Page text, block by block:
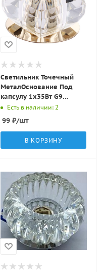
Светильник Точечный
МеталОснование Под
капсулу 1х35Вт G9
Золото 70х70х40мм IP20
Y087 LBT
Есть в наличии: 2
99 ₽/шт
В КОРЗИНУ